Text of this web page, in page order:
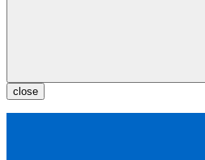
close